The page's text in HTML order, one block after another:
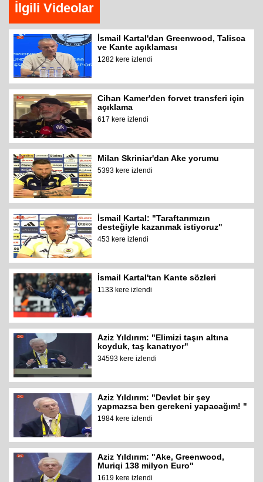
İlgili Videolar
İsmail Kartal'dan Greenwood, Talisca
ve Kante açıklaması
1282 kere izlendi
Cihan Kamer'den forvet transferi için
açıklama
617 kere izlendi
Milan Skriniar'dan Ake yorumu
5393 kere izlendi
İsmail Kartal: "Taraftarımızın
desteğiyle kazanmak istiyoruz"
453 kere izlendi
İsmail Kartal'tan Kante sözleri
1133 kere izlendi
Aziz Yıldırım: "Elimizi taşın altına
koyduk, taş kanatıyor"
34593 kere izlendi
Aziz Yıldırım: "Devlet bir şey
yapmazsa ben gerekeni yapacağım! "
1984 kere izlendi
Aziz Yıldırım: "Ake, Greenwood,
Muriqi 138 milyon Euro"
1619 kere izlendi